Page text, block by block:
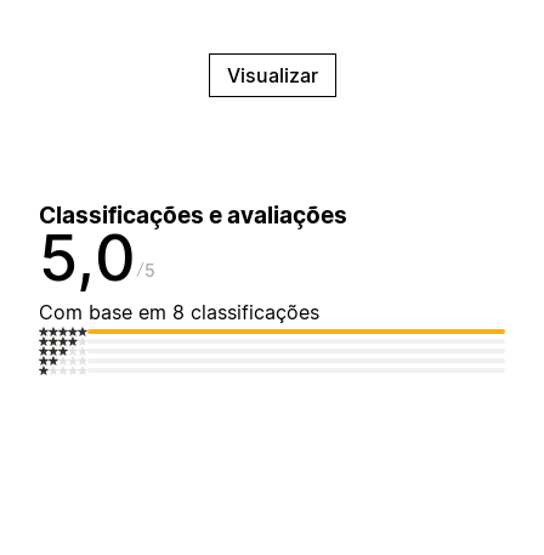
Visualizar
Classificações e avaliações
5,0 5
Com base em 8 classificações